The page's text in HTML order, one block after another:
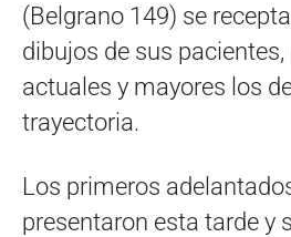
(Belgrano 149) se
dibujos de sus
actuales y mayores los
trayectoria.
Los primeros
presentaron esta tarde y